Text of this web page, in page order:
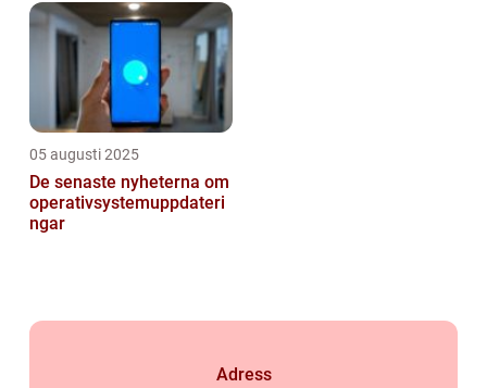
05 augusti 2025
De senaste nyheterna om
operativsystemuppdateri
ngar
Adress